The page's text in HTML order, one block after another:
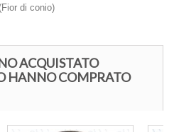
di conio)
ACQUISTATO
HANNO COMPRATO